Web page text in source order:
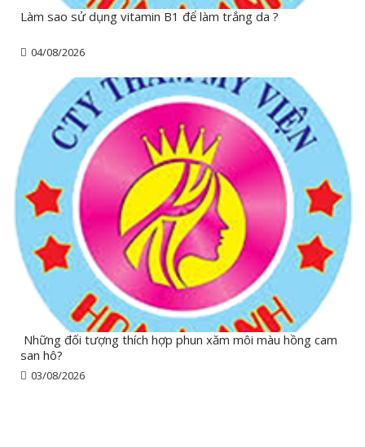
Làm sao sử dụng vitamin B1 để làm trắng da ?
04/08/2026
Những đối tượng thích hợp phun xăm môi màu hồng cam
san hô?
03/08/2026